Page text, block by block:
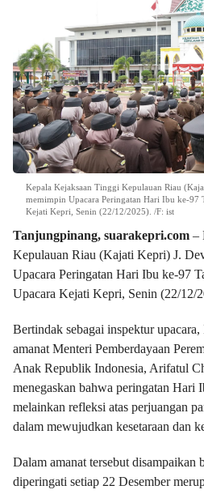
Kepala Kejaksaan Tinggi Kepulauan Riau
memimpin Upacara Peringatan Hari Ibu ke-97
Kejati Kepri, Senin (22/12/2025). /F: ist
Tanjungpinang, suarakepri.com –
Kepulauan Riau (Kajati Kepri) J.
Upacara Peringatan Hari Ibu ke-97
Upacara Kejati Kepri, Senin (22/12/
Bertindak sebagai inspektur
amanat Menteri Pemberdayaan
Anak Republik Indonesia, Arifatul
menegaskan bahwa peringatan Hari
melainkan refleksi atas perjuangan
dalam mewujudkan kesetaraan dan
Dalam amanat tersebut disampaikan
diperingati setiap 22 Desember